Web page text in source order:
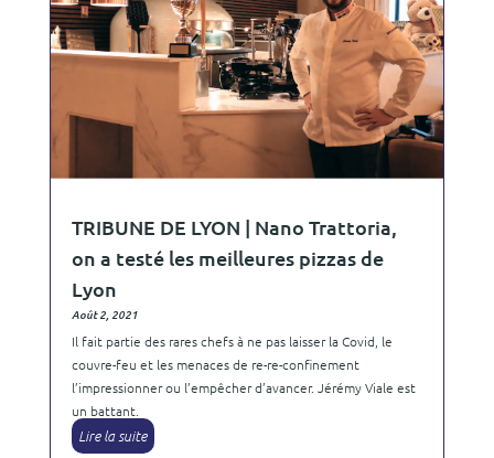
TRIBUNE DE LYON | Nano Trattoria,
on a testé les meilleures pizzas de
Lyon
Août 2, 2021
Il fait partie des rares chefs à ne pas laisser la Covid, le
couvre-feu et les menaces de re-re-confinement
l’impressionner ou l’empêcher d’avancer. Jérémy Viale est
un battant.
Lire la suite